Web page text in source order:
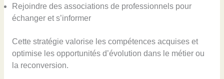
Rejoindre des associations de professionnels pour
échanger et s’informer
Cette stratégie valorise les compétences acquises et
optimise les opportunités d’évolution dans le métier ou
la reconversion.